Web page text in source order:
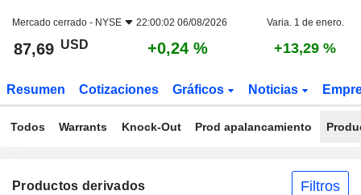
Mercado cerrado - NYSE 22:00:02 06/08/2026 Varia. 1 de enero.
87,69 USD +0,24 % +13,29 %
Resumen Cotizaciones Gráficos Noticias
Todos Warrants Knock-Out Prod apalancamiento
Productos derivados Filtros